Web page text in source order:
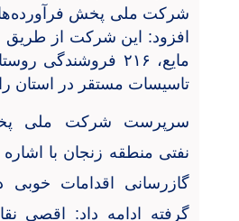
شرکت ملی پخش
مایع، ۲۱۶ فروشندگی
تاسیسات مستقر در استان
سرپرست شرکت ملی
نفتی منطقه زنجان با
گازرسانی اقدامات
گرفته ادامه داد: اقصی